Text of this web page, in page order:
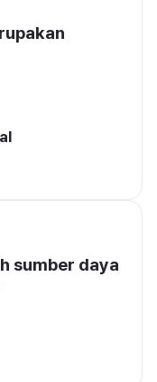
sumber daya